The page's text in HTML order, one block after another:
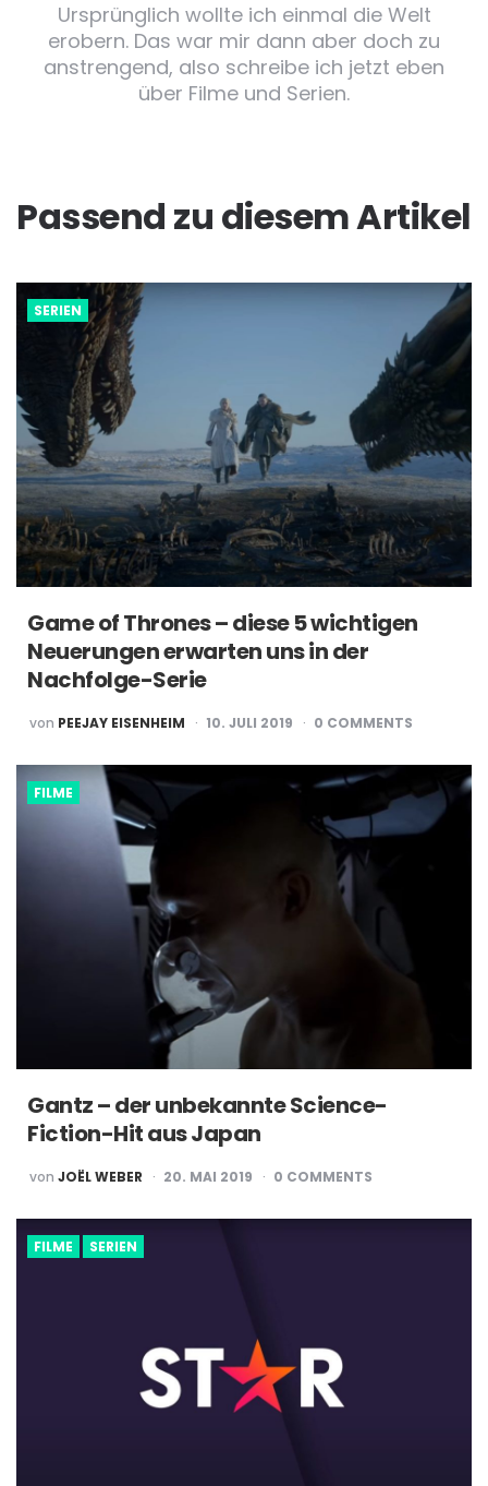
Ursprünglich wollte ich einmal die Welt
erobern. Das war mir dann aber doch zu
anstrengend, also schreibe ich jetzt eben
über Filme und Serien.
Passend zu diesem Artikel
SERIEN
Game of Thrones – diese 5 wichtigen
Neuerungen erwarten uns in der
Nachfolge-Serie
POSTED
BY
von PEEJAY EISENHEIM 10. JULI 2019 0 COMMENTS
FILME
Gantz – der unbekannte Science-
Fiction-Hit aus Japan
POSTED
BY
von JOËL WEBER 20. MAI 2019 0 COMMENTS
FILME SERIEN